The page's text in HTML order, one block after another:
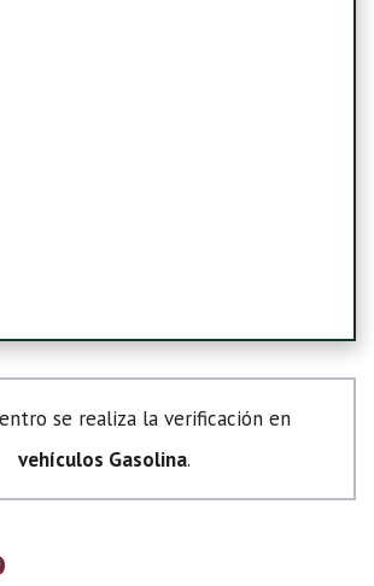
se realiza la verificación en
vehículos Gasolina.